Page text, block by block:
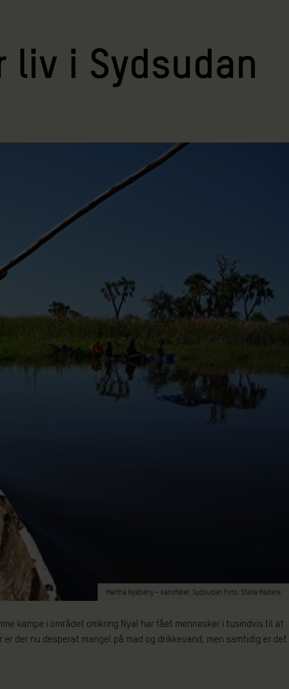
liv i Sydsudan
Martha Nyabany – kanofører, Sydsudan Foto: Stella Madete
kampe i området omkring Nyal har fået mennesker i tusindvis til at
der nu desperat mangel på mad og drikkevand, men samtidig er det